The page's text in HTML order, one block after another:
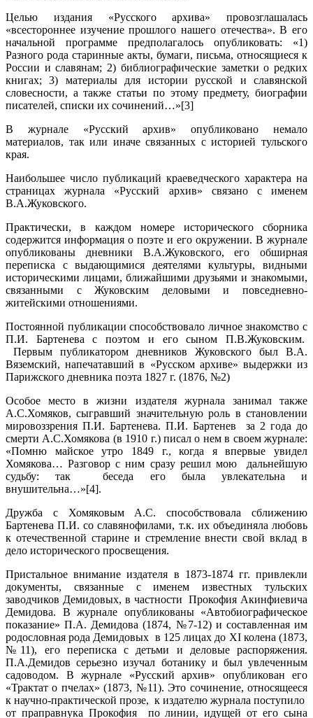
Целью издания «Русского архива» провозглашалась
«всестороннее изучение прошлого нашего отечества». В его
начальной программе предполагалось опубликовать: «1)
Разного рода старинные акты, бумаги, письма, относящиеся к
России и славянам; 2) библиографические заметки о редких
книгах; 3) материалы для истории русской и славянской
словесности, а также статьи по этому предмету, биографии
писателей, списки их сочинений…»[3]
В журнале «Русский архив» опубликовано немало
материалов, так или иначе связанных с историей тульского
края.
Наибольшее число публикаций краеведческого характера на
страницах журнала «Русский архив» связано с именем
В.А.Жуковского.
Практически, в каждом номере исторического сборника
содержится информация о поэте и его окружении. В журнале
опубликованы дневники В.А.Жуковского, его обширная
переписка с выдающимися деятелями культуры, видными
историческими лицами, ближайшими друзьями и знакомыми,
связанными с Жуковским деловыми и повседневно-
житейскими отношениями.
Постоянной публикации способствовало личное знакомство с
П.И. Бартенева с поэтом и его сыном П.В.Жуковским.
Первым публикатором дневников Жуковского был В.А.
Вяземский, напечатавший в «Русском архиве» выдержки из
Парижского дневника поэта 1827 г. (1876, №2)
Особое место в жизни издателя журнала занимал также
А.С.Хомяков, сыгравший значительную роль в становлении
мировоззрения П.И. Бартенева. П.И. Бартенев за 2 года до
смерти А.С.Хомякова (в 1910 г.) писал о нем в своем журнале:
«Помню майское утро 1849 г., когда я впервые увидел
Хомякова… Разговор с ним сразу решил мою дальнейшую
судьбу: так беседа его была увлекательна и
внушительна…»[4].
Дружба с Хомяковым А.С. способствовала сближению
Бартенева П.И. со славянофилами, т.к. их объединяла любовь
к отечественной старине и стремление внести свой вклад в
дело исторического просвещения.
Пристальное внимание издателя в 1873-1874 гг. привлекли
документы, связанные с именем известных тульских
заводчиков Демидовых, в частности Прокофия Акинфиевича
Демидова. В журнале опубликованы «Автобиографическое
показание» П.А. Демидова (1874, №7-12) и составленная им
родословная рода Демидовых в 125 лицах до XI колена (1873,
№11), его переписка с детьми и деловые распоряжения.
П.А.Демидов серьезно изучал ботанику и был увлеченным
садоводом. В журнале «Русский архив» опубликован его
«Трактат о пчелах» (1873, №11). Это сочинение, относящееся
к научно-практической прозе, к издателю журнала поступило
от праправнука Прокофия по линии, идущей от его сына